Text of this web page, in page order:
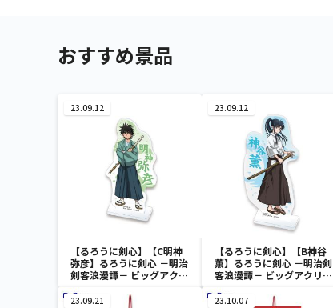
おすすめ景品
23.09.12
【るろうに剣心】【C明神
弥彦】るろうに剣心 －明治
剣客浪漫譚－ ビッグアクリ
23.09.12
【るろうに剣心】【B神谷
薫】るろうに剣心 －明治剣
客浪漫譚－ ビッグアクリル
23.09.21 23.10.07